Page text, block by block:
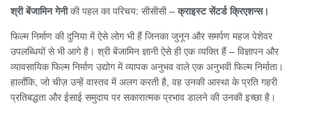
श्री बेंजामिन गेनीकी पहल का परिचय: सीसीसी –क्राइस्ट सेंटर्ड क्रिएशन्स।
फिल्म निर्माण की दुनिया में ऐसे लोग भी हैं जिनका जुनून और समर्पण महज पेशेवर
उपलब्धियों से भी आगे है। श्री बेंजामिन ज्ञानी ऐसे ही एक व्यक्ति हैं – विज्ञापन और
व्यावसायिक फिल्म निर्माण उद्योग में व्यापक अनुभव वाले एक अनुभवी फिल्म निर्माता।
हालाँकि, जो चीज़ उन्हें वास्तव में अलग करती है, वह उनकी आस्था के प्रति गहरी
प्रतिबद्धता और ईसाई समुदाय पर सकारात्मक प्रभाव डालने की उनकी इच्छा है।